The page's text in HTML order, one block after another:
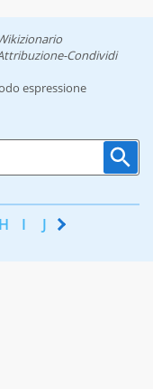
Condividi
espressione
H I J K